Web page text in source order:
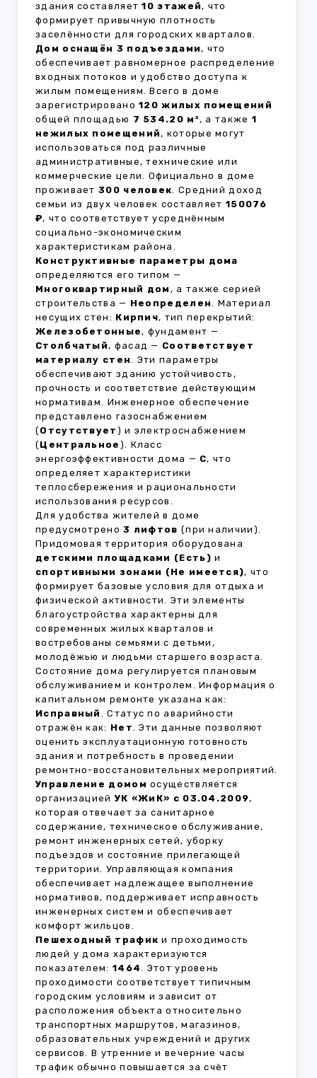
здания составляет10 этажей, что
формирует привычную плотность
заселённости для городских кварталов.
Дом оснащён 3 подъездами, что
обеспечивает равномерное распределение
входных потоков и удобство доступа к
жилым помещениям. Всего в доме
зарегистрировано120 жилых помещений
общей площадью 7 534.20 м², а также 1
нежилых помещений, которые могут
использоваться под различные
административные, технические или
коммерческие цели. Официально в доме
проживает 300 человек. Средний доход
семьи из двух человек составляет 150076
₽, что соответствует усреднённым
социально-экономическим
характеристикам района.
Конструктивные параметры дома
определяются его типом —
Многоквартирный дом , а также серией
строительства — Неопределен. Материал
несущих стен: Кирпич, тип перекрытий:
Железобетонные, фундамент —
Столбчатый, фасад — Соответствует
материалу стен. Эти параметры
обеспечивают зданию устойчивость,
прочность и соответствие действующим
нормативам. Инженерное обеспечение
представлено газоснабжением
(Отсутствует ) и электроснабжением
(Центральное ). Класс
энергоэффективности дома — C, что
определяет характеристики
теплосбережения и рациональности
использования ресурсов.
Для удобства жителей в доме
предусмотрено3 лифтов (при наличии).
Придомовая территория оборудована
детскими площадками (Есть) и
спортивными зонами (Не имеется), что
формирует базовые условия для отдыха и
физической активности. Эти элементы
благоустройства характерны для
современных жилых кварталов и
востребованы семьями с детьми,
молодёжью и людьми старшего возраста.
Состояние дома регулируется плановым
обслуживанием и контролем. Информация о
капитальном ремонте указана как:
Исправный . Статус по аварийности
отражён как: Нет. Эти данные позволяют
оценить эксплуатационную готовность
здания и потребность в проведении
ремонтно-восстановительных мероприятий.
Управление домом осуществляется
организациейУК «ЖиК» с 03.04.2009,
которая отвечает за санитарное
содержание, техническое обслуживание,
ремонт инженерных сетей, уборку
подъездов и состояние прилегающей
территории. Управляющая компания
обеспечивает надлежащее выполнение
нормативов, поддерживает исправность
инженерных систем и обеспечивает
комфорт жильцов.
Пешеходный трафик и проходимость
людей у дома характеризуются
показателем: 1464. Этот уровень
проходимости соответствует типичным
городским условиям и зависит от
расположения объекта относительно
транспортных маршрутов, магазинов,
образовательных учреждений и других
сервисов. В утренние и вечерние часы
трафик обычно повышается за счёт